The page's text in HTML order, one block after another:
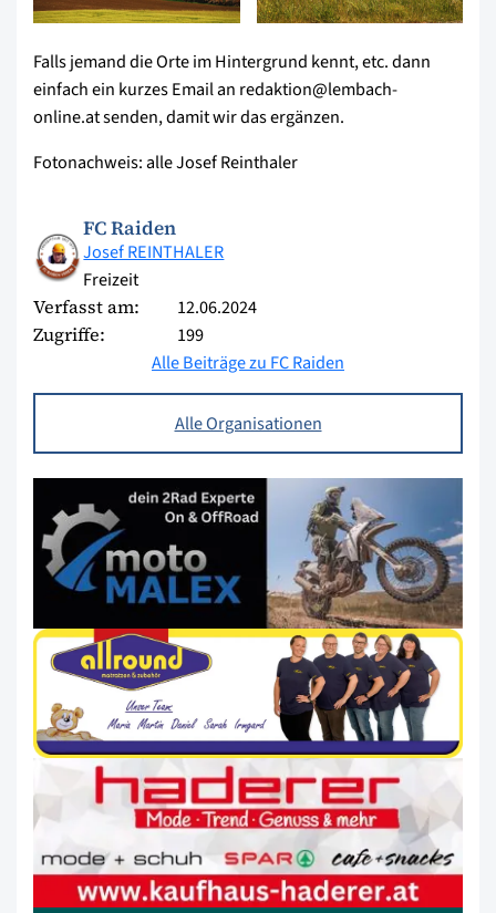
Falls jemand die Orte im Hintergrund kennt, etc. dann
einfach ein kurzes Email an redaktion@lembach-
online.at senden, damit wir das ergänzen.
Fotonachweis: alle Josef Reinthaler
FC Raiden
Josef REINTHALER
Freizeit
Verfasst am: 12.06.2024
Zugriffe:
199
Alle Beiträge zu FC Raiden
Alle Organisationen